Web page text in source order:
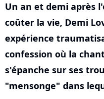
Un an et demi après
coûter la vie, Demi
expérience
confession où la
s'épanche sur ses
"mensonge" dans